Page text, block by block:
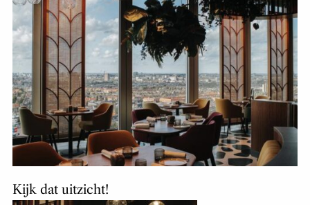
Kijk dat uitzicht!